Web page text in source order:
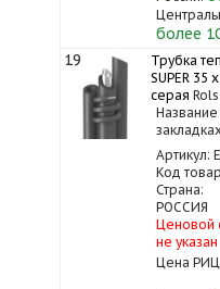
более
19
Трубка
SUPER 35
серая
Название
Артикул:
Код
Страна:
РОССИЯ
Ценовой
не указан
Цена